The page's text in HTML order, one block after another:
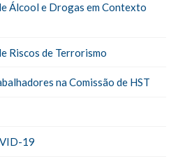
Álcool e Drogas em Contexto
Riscos de Terrorismo
na Comissão de HST
19